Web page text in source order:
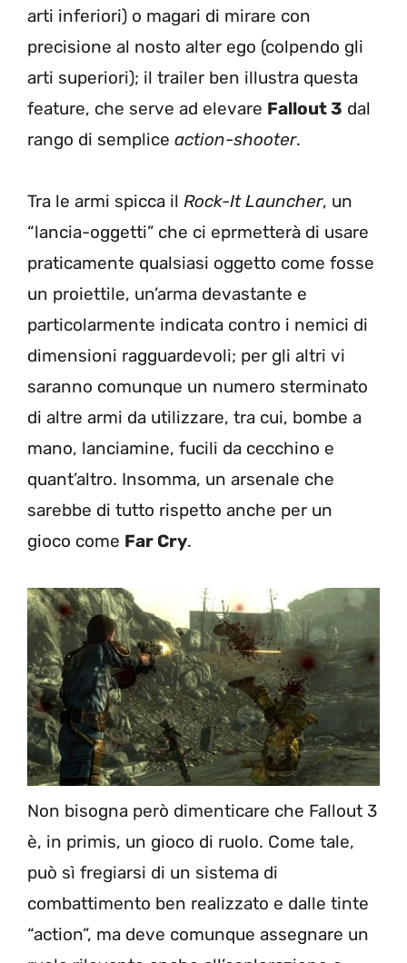
arti inferiori) o magari di mirare con
precisione al nosto alter ego (colpendo gli
arti superiori); il trailer ben illustra questa
feature, che serve ad elevare Fallout 3 dal
rango di semplice action-shooter.
Tra le armi spicca il Rock-It Launcher, un
“lancia-oggetti” che ci eprmetterà di usare
praticamente qualsiasi oggetto come fosse
un proiettile, un’arma devastante e
particolarmente indicata contro i nemici di
dimensioni ragguardevoli; per gli altri vi
saranno comunque un numero sterminato
di altre armi da utilizzare, tra cui, bombe a
mano, lanciamine, fucili da cecchino e
quant’altro. Insomma, un arsenale che
sarebbe di tutto rispetto anche per un
gioco come Far Cry.
Non bisogna però dimenticare che Fallout 3
è, in primis, un gioco di ruolo. Come tale,
può sì fregiarsi di un sistema di
combattimento ben realizzato e dalle tinte
“action”, ma deve comunque assegnare un